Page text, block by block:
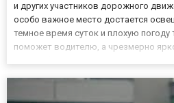
и других участников дорожного
особо важное место достается
темное время суток и плохую
поможет водителю, а чрезмерно